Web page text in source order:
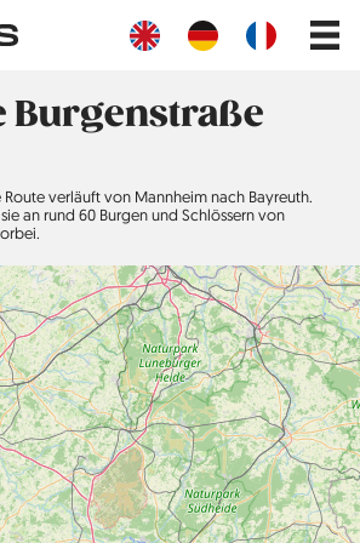
Main
Burgenstraße
Route verläuft von Mannheim nach Bayreuth.
an rund 60 Burgen und Schlössern von